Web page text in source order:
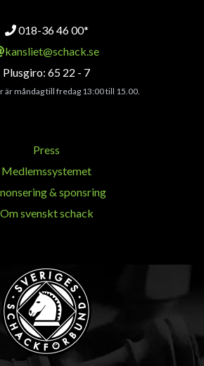
018-36 46 00*
kansliet@schack.se
Plusgiro: 65 22 - 7
är måndag till fredag 13:00 till 15.00.
Press
Medlemssystemet
& sponsring
Om svenskt schack